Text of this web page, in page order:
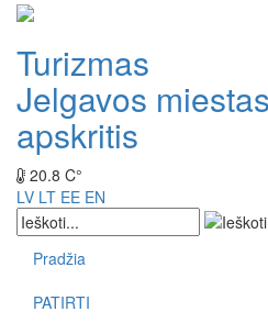
Turizmas
Jelgavos miestas
apskritis
20.8 C°
LV LT EE EN
Pradžia
PATIRTI